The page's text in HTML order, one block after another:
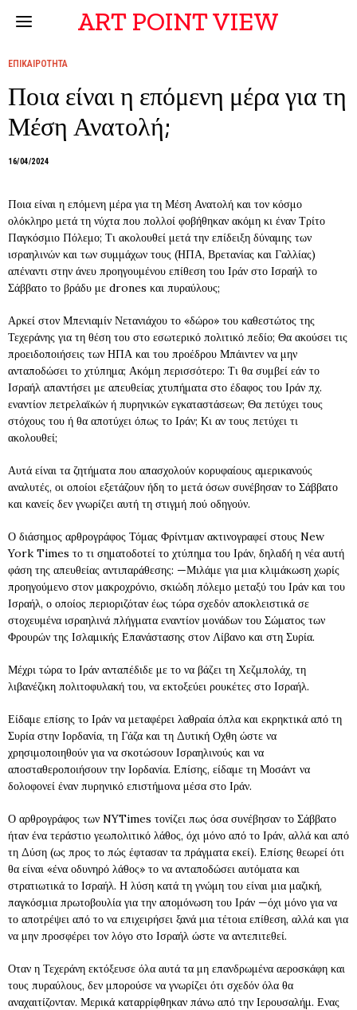
ART POINT VIEW
ΕΠΙΚΑΙΡΟΤΗΤΑ
Ποια είναι η επόμενη μέρα για τη
Μέση Ανατολή;
16/04/2024
Ποια είναι η επόμενη μέρα για τη Μέση Ανατολή και τον κόσμο
ολόκληρο μετά τη νύχτα που πολλοί φοβήθηκαν ακόμη κι έναν Τρίτο
Παγκόσμιο Πόλεμο; Τι ακολουθεί μετά την επίδειξη δύναμης των
ισραηλινών και των συμμάχων τους (ΗΠΑ, Βρετανίας και Γαλλίας)
απέναντι στην άνευ προηγουμένου επίθεση του Ιράν στο Ισραήλ το
Σάββατο το βράδυ με drones και πυραύλους;
Αρκεί στον Μπενιαμίν Νετανιάχου το «δώρο» του καθεστώτος της
Τεχεράνης για τη θέση του στο εσωτερικό πολιτικό πεδίο; Θα ακούσει τις
προειδοποιήσεις των ΗΠΑ και του προέδρου Μπάιντεν να μην
ανταποδώσει το χτύπημα; Ακόμη περισσότερο: Τι θα συμβεί εάν το
Ισραήλ απαντήσει με απευθείας χτυπήματα στο έδαφος του Ιράν πχ.
εναντίον πετρελαϊκών ή πυρηνικών εγκαταστάσεων; Θα πετύχει τους
στόχους του ή θα αποτύχει όπως το Ιράν; Κι αν τους πετύχει τι
ακολουθεί;
Αυτά είναι τα ζητήματα που απασχολούν κορυφαίους αμερικανούς
αναλυτές, οι οποίοι εξετάζουν ήδη το μετά όσων συνέβησαν το Σάββατο
και κανείς δεν γνωρίζει αυτή τη στιγμή πού οδηγούν.
Ο διάσημος αρθρογράφος Τόμας Φρίντμαν ακτινογραφεί στους New
York Times το τι σηματοδοτεί το χτύπημα του Ιράν, δηλαδή η νέα αυτή
φάση της απευθείας αντιπαράθεσης: —Μιλάμε για μια κλιμάκωση χωρίς
προηγούμενο στον μακροχρόνιο, σκιώδη πόλεμο μεταξύ του Ιράν και του
Ισραήλ, ο οποίος περιοριζόταν έως τώρα σχεδόν αποκλειστικά σε
στοχευμένα ισραηλινά πλήγματα εναντίον μονάδων του Σώματος των
Φρουρών της Ισλαμικής Επανάστασης στον Λίβανο και στη Συρία.
Μέχρι τώρα το Ιράν ανταπέδιδε με το να βάζει τη Χεζμπολάχ, τη
λιβανέζικη πολιτοφυλακή του, να εκτοξεύει ρουκέτες στο Ισραήλ.
Είδαμε επίσης το Ιράν να μεταφέρει λαθραία όπλα και εκρηκτικά από τη
Συρία στην Ιορδανία, τη Γάζα και τη Δυτική Οχθη ώστε να
χρησιμοποιηθούν για να σκοτώσουν Ισραηλινούς και να
αποσταθεροποιήσουν την Ιορδανία. Επίσης, είδαμε τη Μοσάντ να
δολοφονεί έναν πυρηνικό επιστήμονα μέσα στο Ιράν.
Ο αρθρογράφος των NYTimes τονίζει πως όσα συνέβησαν το Σάββατο
ήταν ένα τεράστιο γεωπολιτικό λάθος, όχι μόνο από το Ιράν, αλλά και από
τη Δύση (ως προς το πώς έφτασαν τα πράγματα εκεί). Επίσης θεωρεί ότι
θα είναι «ένα οδυνηρό λάθος» το να ανταποδώσει αυτόματα και
στρατιωτικά το Ισραήλ. Η λύση κατά τη γνώμη του είναι μια μαζική,
παγκόσμια πρωτοβουλία για την απομόνωση του Ιράν —όχι μόνο για να
το αποτρέψει από το να επιχειρήσει ξανά μια τέτοια επίθεση, αλλά και για
να μην προσφέρει τον λόγο στο Ισραήλ ώστε να αντεπιτεθεί.
Οταν η Τεχεράνη εκτόξευσε όλα αυτά τα μη επανδρωμένα αεροσκάφη και
τους πυραύλους, δεν μπορούσε να γνωρίζει ότι σχεδόν όλα θα
αναχαιτίζονταν. Μερικά καταρρίφθηκαν πάνω από την Ιερουσαλήμ. Ενας